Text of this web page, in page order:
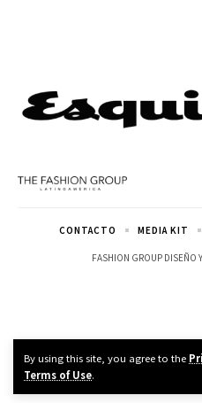
By using this site, you agree to the
Terms of Use.
FASHION GROUP DISEÑO
CONTACTO MEDIA KIT